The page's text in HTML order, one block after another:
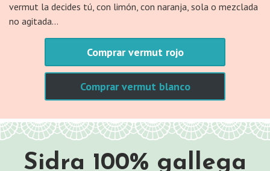
vermut la decides tú, con limón, con naranja, sola o mezclada
no agitada…
Comprar vermut rojo
Comprar vermut blanco
Sidra 100% gallega